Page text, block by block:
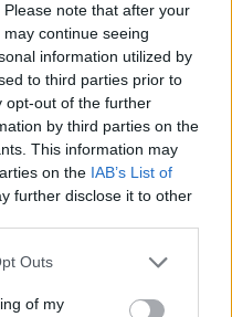
note that after your
continue seeing
information utilized by
to third parties prior to
opt-out of the further
by third parties on the
This information may
on the IAB’s List of
further disclose it to other
one or more Google
You may click to
Outs
of my
της ναυτιλίας είναι
της
των ναυτικών και
μετάβασης έστειλε
των